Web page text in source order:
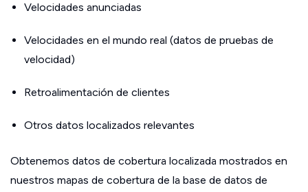
Velocidades anunciadas
Velocidades en el mundo real (datos de pruebas de
velocidad)
Retroalimentación de clientes
Otros datos localizados relevantes
Obtenemos datos de cobertura localizada mostrados en
nuestros mapas de cobertura de la base de datos de